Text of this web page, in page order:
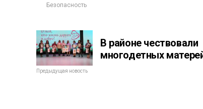
Безопасность
В районе чествовали
многодетных
Предыдущая новость